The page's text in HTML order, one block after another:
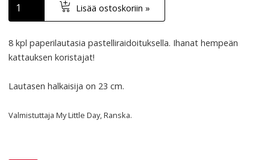
Lisää ostoskoriin »
8 kpl paperilautasia pastelliraidoituksella. Ihanat hempeän
kattauksen koristajat!
Lautasen halkaisija on 23 cm.
Valmistuttaja My Little Day, Ranska.